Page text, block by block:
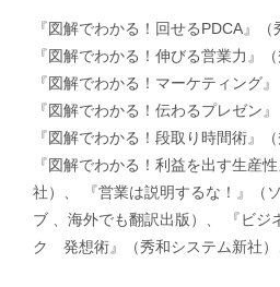
『図解でわかる！回せるPDCA』（
『図解でわかる！伸びる営業力』
『図解でわかる！マーケティング
『図解でわかる！伝わるプレゼン
『図解でわかる！段取り時間術』
『図解でわかる！利益を出す生産
社）、 『営業は説明するな！』（
ブ 、海外でも翻訳出版）、 『ビジ
ク 発想術』（秀和システム新社）